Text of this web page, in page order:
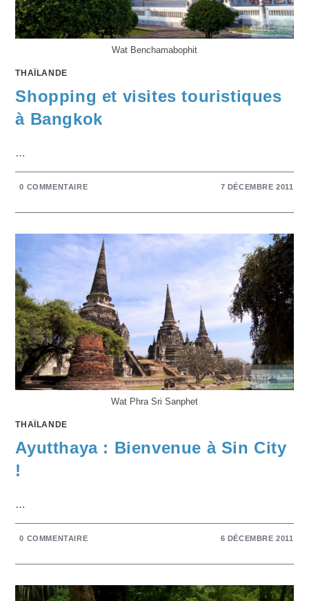
Wat Benchamabophit
THAÏLANDE
Shopping et visites touristiques
à Bangkok
…
0 COMMENTAIRE 7 DÉCEMBRE 2011
Wat Phra Sri Sanphet
THAÏLANDE
Ayutthaya : Bienvenue à Sin City
!
…
0 COMMENTAIRE 6 DÉCEMBRE 2011